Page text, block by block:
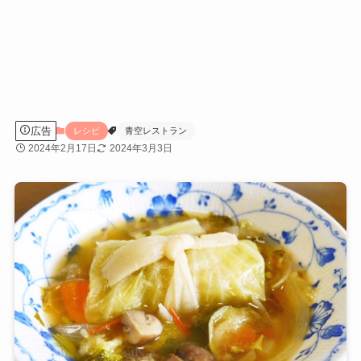
広告 レシピ 青空レストラン
2024年2月17日 2024年3月3日